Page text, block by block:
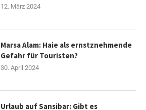
12. März 2024
Marsa Alam: Haie als ernstznehmende
Gefahr für Touristen?
30. April 2024
Urlaub auf Sansibar: Gibt es